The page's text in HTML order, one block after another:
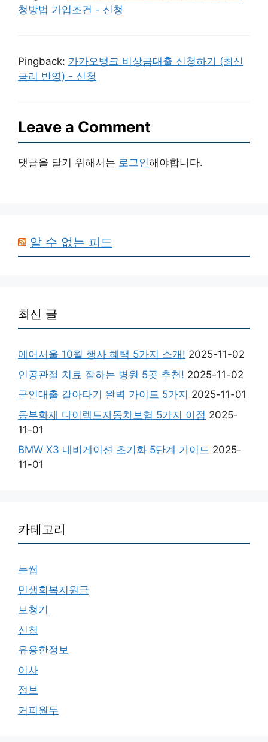
청방법 가입조건 - 신청
Pingback: 카카오뱅크 비상금대출 신청하기 (최신
금리 반영) - 신청
Leave a Comment
댓글을 달기 위해서는 로그인해야합니다.
알 수 없는 피드
최신 글
에어서울 10월 행사 혜택 5가지 소개! 2025-11-02
인공관절 치료 잘하는 병원 5곳 추천! 2025-11-02
군인대출 갈아타기 완벽 가이드 5가지 2025-11-01
동부화재 다이렉트자동차보험 5가지 이점 2025-
11-01
BMW X3 내비게이션 초기화 5단계 가이드 2025-
11-01
카테고리
눈썹
민생회복지원금
보청기
신청
유용한정보
이사
정보
커피원두